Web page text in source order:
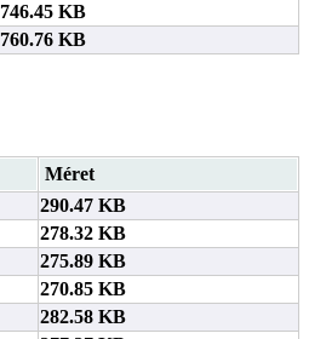
746.45 KB
760.76 KB
Méret
290.47 KB
278.32 KB
275.89 KB
270.85 KB
282.58 KB